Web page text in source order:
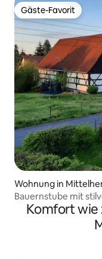
Gäste-Favorit
Gäste-Favorit
Wohnung in
Bauernstube mit
Komfort wie